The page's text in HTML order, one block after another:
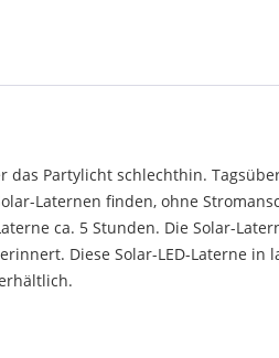
Partylicht schlechthin.
Laternen finden, ohne
ca. 5 Stunden. Die Solar-
Diese Solar-LED-Laterne in